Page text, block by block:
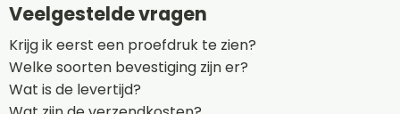
Veelgestelde vragen
Krijg ik eerst een proefdruk te zien?
Welke soorten bevestiging zijn er?
Wat is de levertijd?